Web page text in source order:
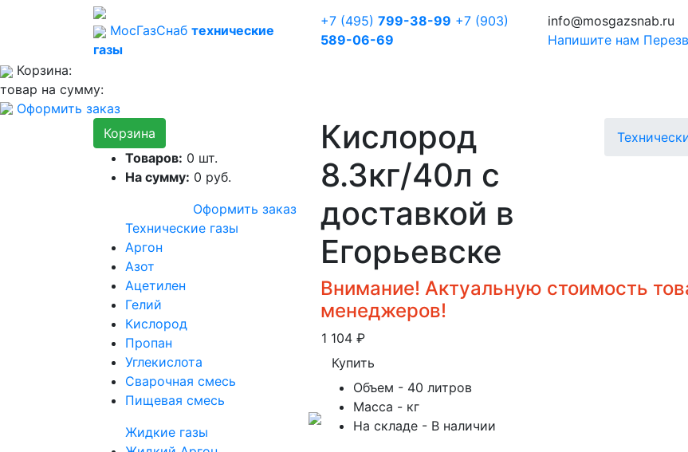
МосГазСнаб технические
газы
+7 (495) 799-38-99 +7 (903)
589-06-69
info@mosgazsnab.ru
Напишите нам
Корзина:
товар на сумму:
Оформить заказ
Корзина
Товаров: 0 шт.
На сумму: 0 руб.
Оформить заказ
Технические газы
Аргон
Азот
Ацетилен
Гелий
Кислород
Пропан
Углекислота
Сварочная смесь
Пищевая смесь
Жидкие газы
Кислород
8.3кг/40л с
доставкой в
Егорьевске
Внимание! Актуальную стоимость
менеджеров!
1 104 ₽
Купить
Объем - 40 литров
Масса - кг
На складе - В наличии